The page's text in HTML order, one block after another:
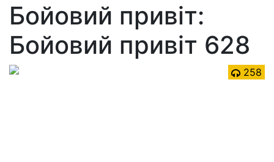
Бойовий привіт:
Бойовий привіт 628
258